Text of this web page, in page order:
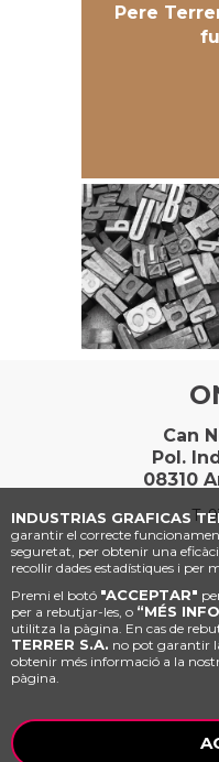
Pere
Can
Pol.
08310
T.
INDUSTRIAS GRAFICAS
garantir el correcte
seguretat, per obtenir una
recollir dades estadístiques i
Premi el botó "ACCEPTAR"
per a rebutjar-les, o “MÉS
utilitza la pàgina. En cas de
TERRER S.A. no pot garantir
obtenir més informació a la
pàgina.